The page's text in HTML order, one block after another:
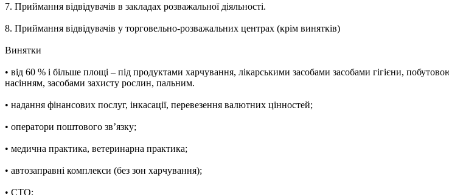
7. Приймання відвідувачів в закладах розважальної діяльності.
8. Приймання відвідувачів у торговельно-розважальних центрах (крім винятків)
Винятки
• від 60 % і більше площі – під продуктами харчування, лікарськими засобами засобами гігієни,
насінням, засобами захисту рослин, пальним.
• надання фінансових послуг, інкасації, перевезення валютних цінностей;
• оператори поштового зв’язку;
• медична практика, ветеринарна практика;
• автозаправні комплекси (без зон харчування);
• СТО;